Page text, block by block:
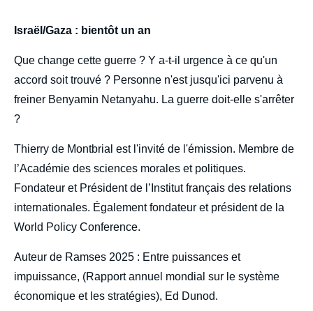
body
Israël/Gaza : bientôt un an
Que change cette guerre ? Y a-t-il urgence à ce qu'un
accord soit trouvé ? Personne n'est jusqu'ici parvenu à
freiner Benyamin Netanyahu. La guerre doit-elle s'arrêter
?
Thierry de Montbrial est l'invité de l'émission. Membre de
l’Académie des sciences morales et politiques.
Fondateur et Président de l’Institut français des relations
internationales. Également fondateur et président de la
World Policy Conference.
Auteur de Ramses 2025 : Entre puissances et
impuissance, (Rapport annuel mondial sur le système
économique et les stratégies), Ed Dunod.